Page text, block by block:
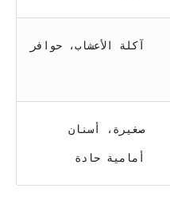
آكلة الأعشاب، حوافر
صغيرة، أسنان
أمامية حادة